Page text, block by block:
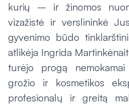
kurių – ir žinomos
vizažistė ir verslininkė
gyvenimo būdo
atlikėja Ingrida
turėjo progą
grožio ir kosmetikos
profesionalų ir greitą